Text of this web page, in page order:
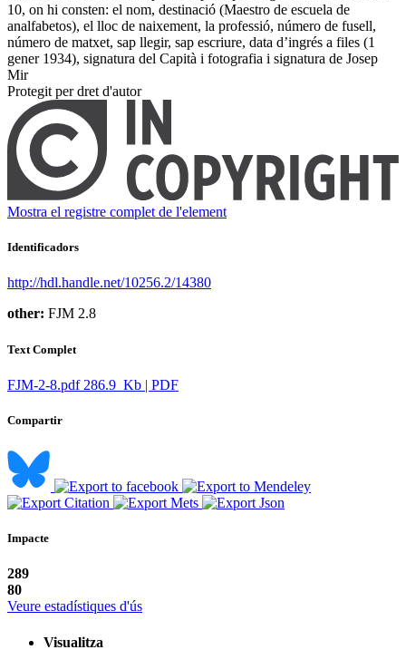
10, on hi consten: el nom, destinació (Maestro de escuela de
analfabetos), el lloc de naixement, la professió, número de fusell,
número de matxet, sap llegir, sap escriure, data d’ingrés a files (1
gener 1934), signatura del Capità i fotografia i signatura de Josep
Mir ​
Protegit per dret d'autor
Mostra el registre complet de l'element
Identificadors
http://hdl.handle.net/10256.2/14380
other: FJM 2.8
Text Complet
FJM-2-8.pdf 286.9 Kb | PDF
Compartir
Impacte
289
80
Veure estadístiques d'ús
Visualitza